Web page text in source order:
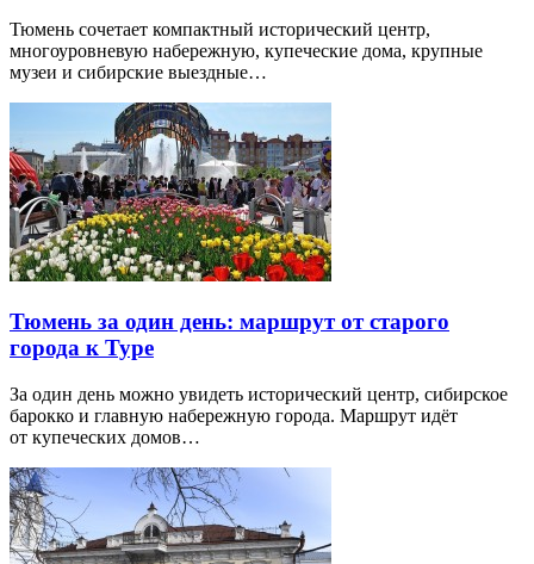
Тюмень сочетает компактный исторический центр,
многоуровневую набережную, купеческие дома, крупные
музеи и сибирские выездные…
Тюмень за один день: маршрут от старого
города к Туре
За один день можно увидеть исторический центр, сибирское
барокко и главную набережную города. Маршрут идёт
от купеческих домов…